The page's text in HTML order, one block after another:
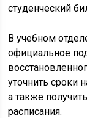
студенческий
В учебном
официальное
уточнить сроки
а также
расписания.